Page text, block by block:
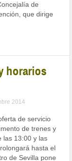
de
que dirige
horarios
2014
de servicio
de trenes y
las 13:00 y las
hasta el
de Sevilla pone